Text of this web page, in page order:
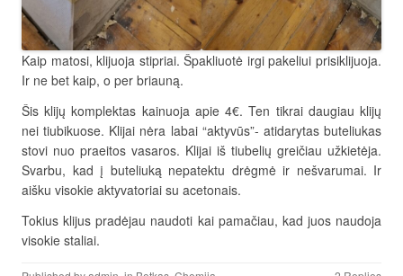
Kaip matosi, klijuoja stipriai. Špakliuotė irgi pakeliui prisiklijuoja.
Ir ne bet kaip, o per briauną.
Šis klijų komplektas kainuoja apie 4€. Ten tikrai daugiau klijų
nei tiubikuose. Klijai nėra labai “aktyvūs”- atidarytas buteliukas
stovi nuo praeitos vasaros. Klijai iš tiubelių greičiau užkietėja.
Svarbu, kad į buteliuką nepatektu drėgmė ir nešvarumai. Ir
aišku visokie aktyvatoriai su acetonais.
Tokius klijus pradėjau naudoti kai pamačiau, kad juos naudoja
visokie staliai.